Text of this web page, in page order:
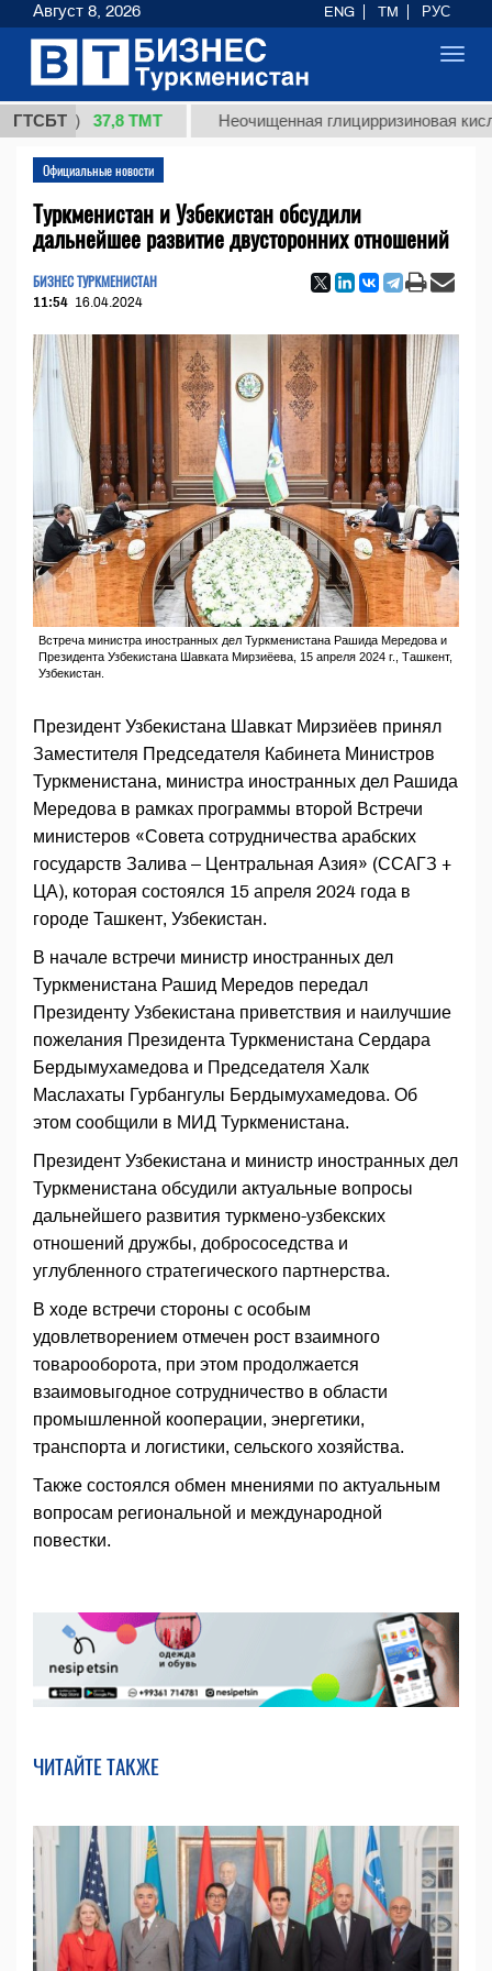
ГТСБТ
37,8 ТМТ Неочищенная глицирризиновая кислота
Официальные новости
Туркменистан и Узбекистан обсудили
дальнейшее развитие двусторонних отношений
БИЗНЕС ТУРКМЕНИСТАН
11:54 16.04.2024
Встреча министра иностранных дел Туркменистана Рашида Мередова и
Президента Узбекистана Шавката Мирзиёева, 15 апреля 2024 г., Ташкент,
Узбекистан.
Президент Узбекистана Шавкат Мирзиёев принял
Заместителя Председателя Кабинета Министров
Туркменистана, министра иностранных дел Рашида
Мередова в рамках программы второй Встречи
министеров «Совета сотрудничества арабских
государств Залива – Центральная Азия» (ССАГЗ +
ЦА), которая состоялся 15 апреля 2024 года в
городе Ташкент, Узбекистан.
В начале встречи министр иностранных дел
Туркменистана Рашид Мередов передал
Президенту Узбекистана приветствия и наилучшие
пожелания Президента Туркменистана Сердара
Бердымухамедова и Председателя Халк
Маслахаты Гурбангулы Бердымухамедова. Об
этом сообщили в МИД Туркменистана.
Президент Узбекистана и министр иностранных дел
Туркменистана обсудили актуальные вопросы
дальнейшего развития туркмено-узбекских
отношений дружбы, добрососедства и
углубленного стратегического партнерства.
В ходе встречи стороны с особым
удовлетворением отмечен рост взаимного
товарооборота, при этом продолжается
взаимовыгодное сотрудничество в области
промышленной кооперации, энергетики,
транспорта и логистики, сельского хозяйства.
Также состоялся обмен мнениями по актуальным
вопросам региональной и международной
повестки.
ЧИТАЙТЕ ТАКЖЕ
Август 8, 2026 ENG TM РУС